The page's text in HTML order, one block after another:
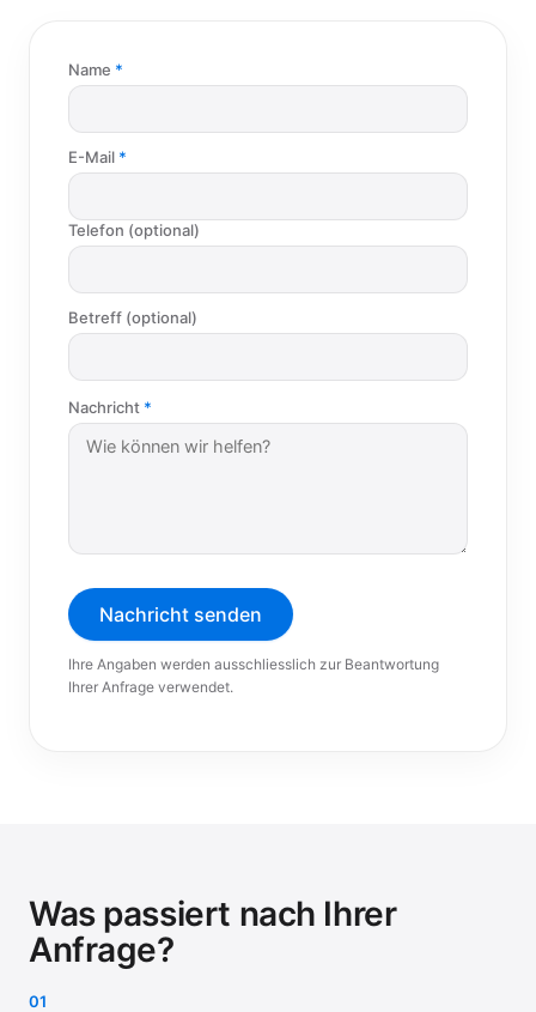
Name
E-Mail
Telefon (optional)
Betreff (optional)
Nachricht
Nachricht senden
Ihre Angaben werden ausschliesslich zur Beantwortung
Ihrer Anfrage verwendet.
Was passiert nach Ihrer
Anfrage?
01